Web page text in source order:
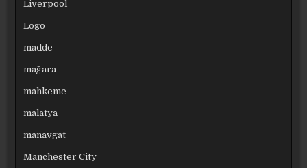
Liverpool
Logo
madde
mağara
mahkeme
malatya
manavgat
Manchester City